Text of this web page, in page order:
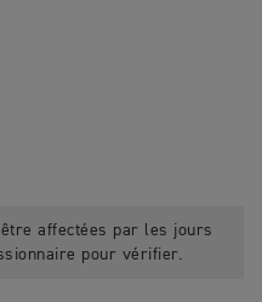
affectées par les jours
pour vérifier.